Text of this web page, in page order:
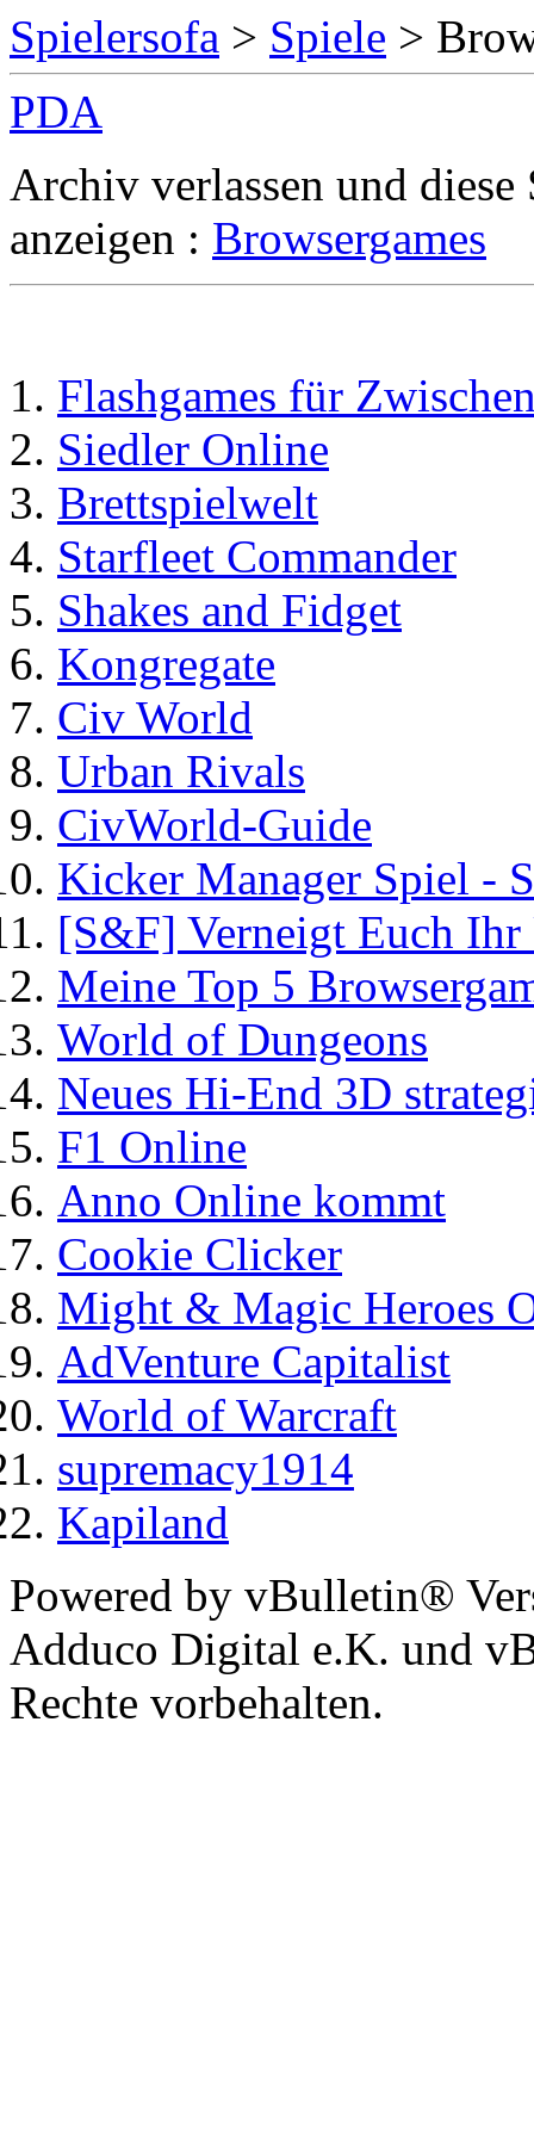
Spielersofa > Spiele >
PDA
Archiv verlassen und diese
anzeigen : Browsergames
Flashgames für
Siedler Online
Brettspielwelt
Starfleet Commander
Shakes and Fidget
Kongregate
Civ World
Urban Rivals
CivWorld-Guide
Kicker Manager Spiel -
[S&F] Verneigt Euch
Meine Top 5
World of Dungeons
Neues Hi-End 3D
F1 Online
Anno Online kommt
Cookie Clicker
Might & Magic Heroes
AdVenture Capitalist
World of Warcraft
supremacy1914
Kapiland
Powered by vBulletin®
Adduco Digital e.K. und
Rechte vorbehalten.